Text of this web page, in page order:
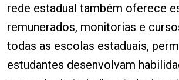
rede estadual também oferece
remunerados, monitorias e
todas as escolas estaduais,
estudantes desenvolvam